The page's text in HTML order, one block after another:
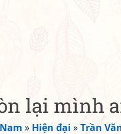
lại mình
» Hiện đại »Trần